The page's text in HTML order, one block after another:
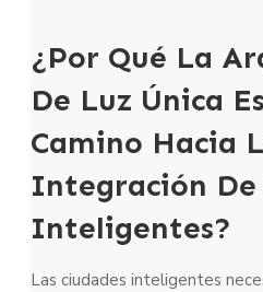
¿Por Qué La
De Luz Única
Camino Hacia
Integración De
Inteligentes?
Las ciudades inteligentes